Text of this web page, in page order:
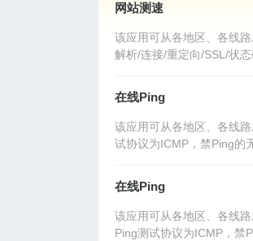
网站测速
该应用可从各地区、各线
解析/连接/重定向/SSL/状
在线Ping
该应用可从各地区、各线
试协议为ICMP，禁Ping的
在线Ping
该应用可从各地区、各线
Ping测试协议为ICMP，禁